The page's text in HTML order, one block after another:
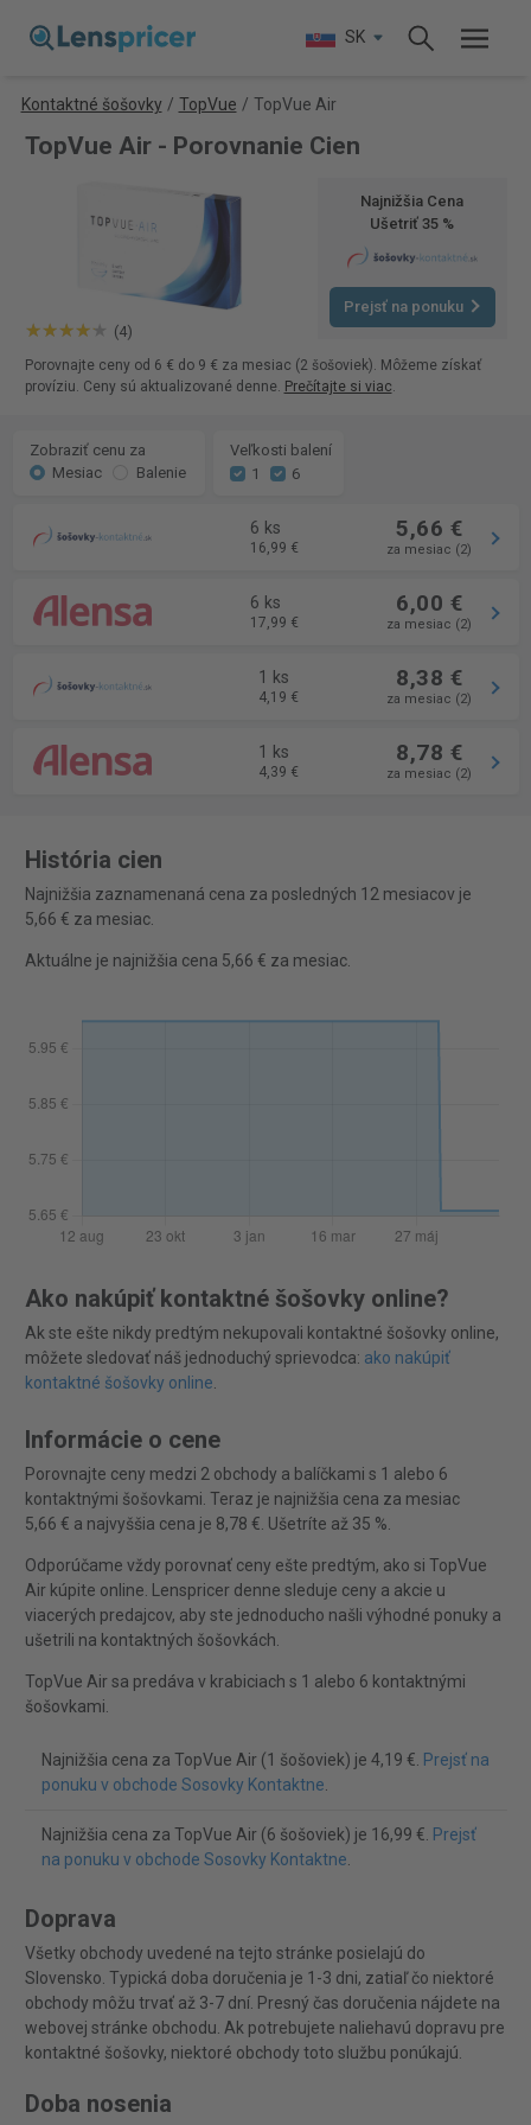
SK
Kontaktné šošovky / TopVue / TopVue Air
TopVue Air - Porovnanie Cien
(4)
Najnižšia Cena
Ušetriť 35 %
Prejsť na ponuku
Porovnajte ceny od 6 € do 9 € za mesiac (2 šošoviek). Môžeme získať
províziu. Ceny sú aktualizované denne. Prečítajte si viac.
Zobraziť cenu za
Mesiac
Balenie
Veľkosti balení
1
6
6 ks
16,99 €
5,66 €
za mesiac (2)
6 ks
17,99 €
6,00 €
za mesiac (2)
1 ks
4,19 €
8,38 €
za mesiac (2)
1 ks
4,39 €
8,78 €
za mesiac (2)
História cien
Najnižšia zaznamenaná cena za posledných 12 mesiacov je
5,66 € za mesiac.
Aktuálne je najnižšia cena 5,66 € za mesiac.
Ako nakúpiť kontaktné šošovky online?
Ak ste ešte nikdy predtým nekupovali kontaktné šošovky online,
môžete sledovať náš jednoduchý sprievodca: ako nakúpiť
kontaktné šošovky online.
Informácie o cene
Porovnajte ceny medzi 2 obchody a balíčkami s 1 alebo 6
kontaktnými šošovkami. Teraz je najnižšia cena za mesiac
5,66 € a najvyššia cena je 8,78 €. Ušetríte až 35 %.
Odporúčame vždy porovnať ceny ešte predtým, ako si TopVue
Air kúpite online. Lenspricer denne sleduje ceny a akcie u
viacerých predajcov, aby ste jednoducho našli výhodné ponuky a
ušetrili na kontaktných šošovkách.
TopVue Air sa predáva v krabiciach s 1 alebo 6 kontaktnými
šošovkami.
Najnižšia cena za TopVue Air (1 šošoviek) je 4,19 €. Prejsť na
ponuku v obchode Sosovky Kontaktne.
Najnižšia cena za TopVue Air (6 šošoviek) je 16,99 €. Prejsť
na ponuku v obchode Sosovky Kontaktne.
Doprava
Všetky obchody uvedené na tejto stránke posielajú do
Slovensko. Typická doba doručenia je 1-3 dni, zatiaľ čo niektoré
obchody môžu trvať až 3-7 dní. Presný čas doručenia nájdete na
webovej stránke obchodu. Ak potrebujete naliehavú dopravu pre
kontaktné šošovky, niektoré obchody toto službu ponúkajú.
Doba nosenia